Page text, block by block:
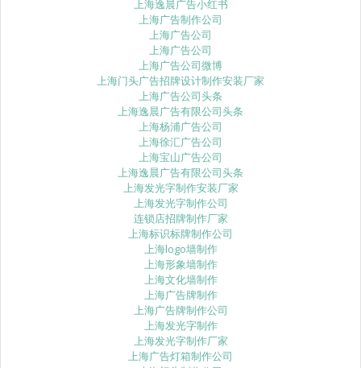
上海逸晨广告小红书
上海广告制作公司
上海广告公司
上海广告公司
上海广告公司微博
上海门头广告招牌设计制作安装厂家
上海广告公司头条
上海逸晨广告有限公司头条
上海杨浦广告公司
上海徐汇广告公司
上海宝山广告公司
上海逸晨广告有限公司头条
上海发光字制作安装厂家
上海发光字制作公司
连锁店招牌制作厂家
上海标识标牌制作公司
上海logo墙制作
上海形象墙制作
上海文化墙制作
上海广告牌制作
上海广告牌制作公司
上海发光字制作
上海发光字制作厂家
上海广告灯箱制作公司